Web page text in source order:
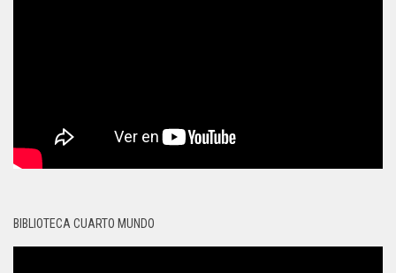
BIBLIOTECA CUARTO MUNDO